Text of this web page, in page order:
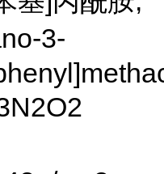
3-